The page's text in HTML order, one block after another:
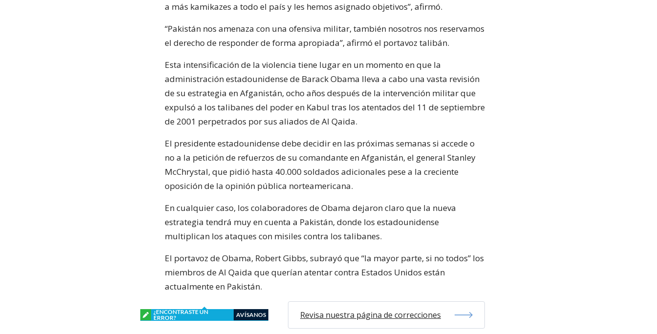
a más kamikazes a todo el país y les hemos asignado objetivos”, afirmó.
“Pakistán nos amenaza con una ofensiva militar, también nosotros nos reservamos
el derecho de responder de forma apropiada”, afirmó el portavoz talibán.
Esta intensificación de la violencia tiene lugar en un momento en que la
administración estadounidense de Barack Obama lleva a cabo una vasta revisión
de su estrategia en Afganistán, ocho años después de la intervención militar que
expulsó a los talibanes del poder en Kabul tras los atentados del 11 de septiembre
de 2001 perpetrados por sus aliados de Al Qaida.
El presidente estadounidense debe decidir en las próximas semanas si accede o
no a la petición de refuerzos de su comandante en Afganistán, el general Stanley
McChrystal, que pidió hasta 40.000 soldados adicionales pese a la creciente
oposición de la opinión pública norteamericana.
En cualquier caso, los colaboradores de Obama dejaron claro que la nueva
estrategia tendrá muy en cuenta a Pakistán, donde los estadounidense
multiplican los ataques con misiles contra los talibanes.
El portavoz de Obama, Robert Gibbs, subrayó que “la mayor parte, si no todos” los
miembros de Al Qaida que querían atentar contra Estados Unidos están
actualmente en Pakistán.
¿ENCONTRASTE UN
ERROR?
AVÍSANOS Revisa nuestra página de correcciones